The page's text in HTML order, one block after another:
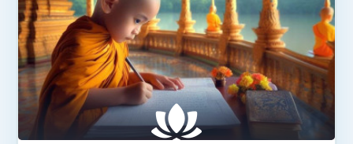
SHARE